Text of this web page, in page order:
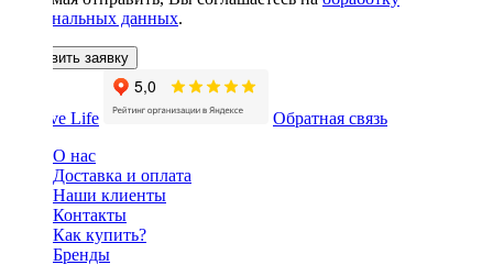
персональных данных.
Оставить заявку
Обратная связь
О нас
Доставка и оплата
Наши клиенты
Контакты
Как купить?
Бренды